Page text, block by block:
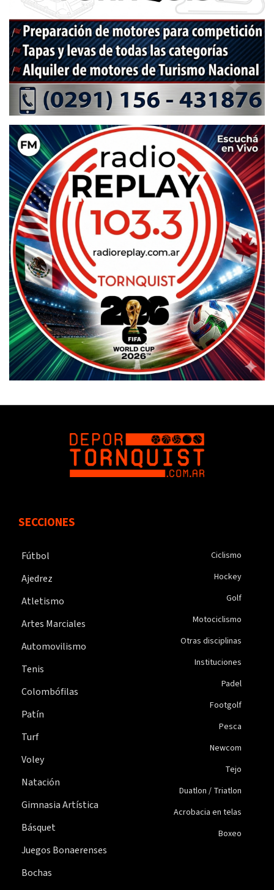
SECCIONES
Fútbol
Ajedrez
Atletismo
Artes Marciales
Automovilismo
Tenis
Colombófilas
Patín
Turf
Voley
Natación
Gimnasia Artística
Básquet
Juegos Bonaerenses
Bochas
Ciclismo
Hockey
Golf
Motociclismo
Otras disciplinas
Instituciones
Padel
Footgolf
Pesca
Newcom
Tejo
Duatlon / Triatlon
Acrobacia en telas
Boxeo